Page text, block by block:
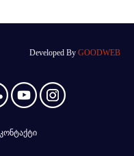
Developed By GOODWEB
კონტაქტი